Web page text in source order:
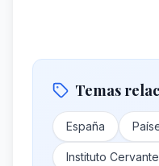
Temas
España
Instituto